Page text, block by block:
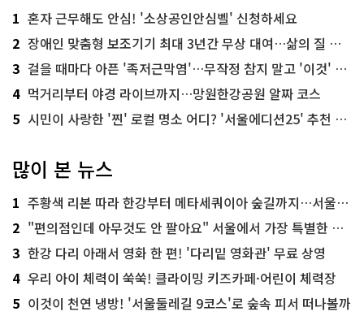
1 혼자 근무해도 안심! '소상공인안심벨' 신청하세요
2 장애인 맞춤형 보조기기 최대 3년간 무상 대여…삶의 질 높인다
3 걸을 때마다 아픈 '족저근막염'…무작정 참지 말고 '이것' 해보세요!
4 먹거리부터 야경 라이브까지…망원한강공원 알짜 코스
5 시민이 사랑한 '찐' 로컬 명소 어디? '서울에디션25' 추천 코스
많이 본 뉴스
1 주황색 리본 따라 한강부터 메타세쿼이아 숲길까지…서울둘레길 15코스
2 "편의점인데 아무것도 안 팔아요" 서울에서 가장 특별한 편의점의 정체
3 한강 다리 아래서 영화 한 편! '다리밑 영화관' 무료 상영
4 우리 아이 체력이 쑥쑥! 클라이밍 키즈카페·어린이 체력장
5 이것이 천연 냉방! '서울둘레길 9코스'로 숲속 피서 떠나볼까